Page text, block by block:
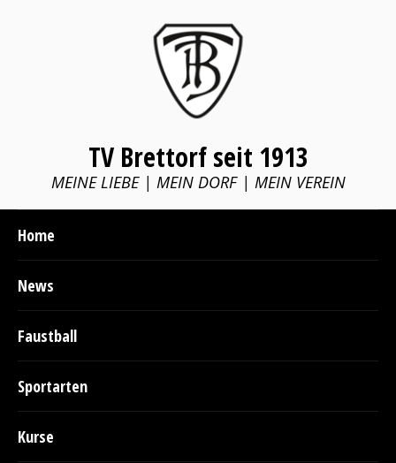
TV Brettorf seit 1913
MEINE LIEBE | MEIN DORF | MEIN VEREIN
Home
News
Faustball
Sportarten
Kurse